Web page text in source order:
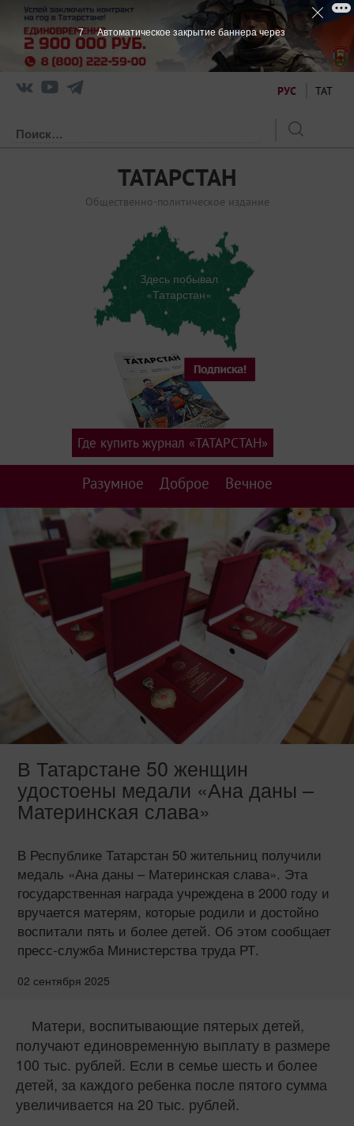
РУС ТАТ
ТАТАРСТАН
Общественно-политическое издание
Здесь побывал
«Татарстан»
Разумное Доброе Вечное
Где купить журнал «ТАТАРСТАН»
В Татарстане 50 женщин
удостоены медали «Ана даны –
Материнская слава»
В Республике Татарстан 50 жительниц получили
медаль «Ана даны – Материнская слава». Эта
государственная награда учреждена в 2000 году и
вручается матерям, которые родили и достойно
воспитали пять и более детей. Об этом сообщает
пресс-служба Министерства труда РТ.
02 сентября 2025
Матери, воспитывающие пятерых детей,
получают единовременную выплату в размере
100 тыс. рублей. Если в семье шесть и более
детей, за каждого ребенка после пятого сумма
увеличивается на 20 тыс. рублей.
7 Автоматическое закрытие баннера через